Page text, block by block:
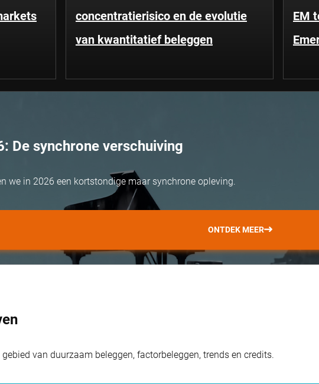
concentratierisico en de evolutie
van kwantitatief beleggen
EM
De synchrone verschuiving
we in 2026 een kortstondige maar synchrone opleving.
ONTDEK MEER
van duurzaam beleggen, factorbeleggen, trends en credits.